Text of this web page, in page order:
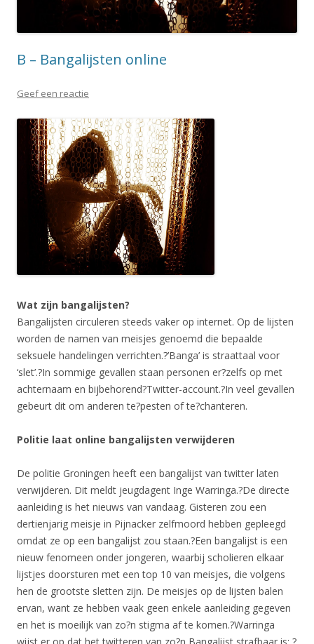
B – Bangalijsten online
Geef een reactie
Wat zijn bangalijsten?
Bangalijsten circuleren steeds vaker op internet. Op de lijsten
worden de namen van meisjes genoemd die bepaalde
seksuele handelingen verrichten.?’Banga’ is straattaal voor
‘slet’.?In sommige gevallen staan personen er?zelfs op met
achternaam en bijbehorend?Twitter-account.?In veel gevallen
gebeurt dit om anderen te?pesten of te?chanteren.
Politie laat online bangalijsten verwijderen
De politie Groningen heeft een bangalijst van twitter laten
verwijderen. Dit meldt jeugdagent Inge Warringa.?De directe
aanleiding is het nieuws van vandaag. Gisteren zou een
dertienjarig meisje in Pijnacker zelfmoord hebben gepleegd
omdat ze op een bangalijst zou staan.?Een bangalijst is een
nieuw fenomeen onder jongeren, waarbij scholieren elkaar
lijstjes doorsturen met een top 10 van meisjes, die volgens
hen de grootste sletten zijn. De meisjes op de lijsten balen
ervan, want ze hebben vaak geen enkele aanleiding gegeven
en het is moeilijk van zo?n stigma af te komen.?Warringa